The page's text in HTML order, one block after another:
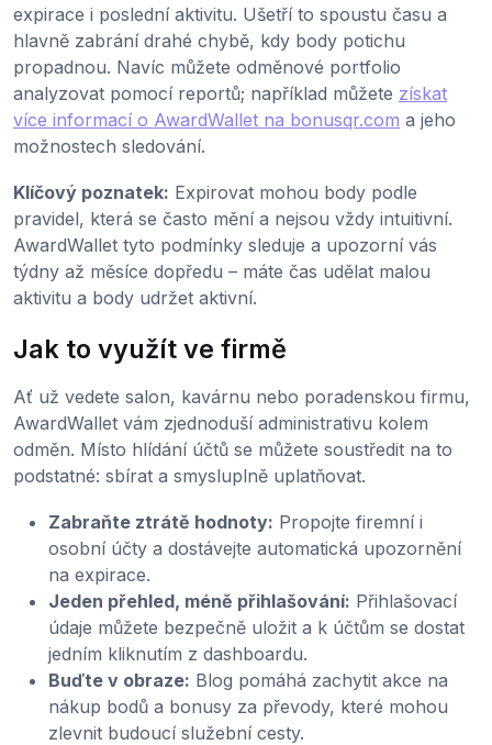
expirace i poslední aktivitu. Ušetří to spoustu času a
hlavně zabrání drahé chybě, kdy body potichu
propadnou. Navíc můžete odměnové portfolio
analyzovat pomocí reportů; například můžete získat
více informací o AwardWallet na bonusqr.com a jeho
možnostech sledování.
Klíčový poznatek: Expirovat mohou body podle
pravidel, která se často mění a nejsou vždy intuitivní.
AwardWallet tyto podmínky sleduje a upozorní vás
týdny až měsíce dopředu – máte čas udělat malou
aktivitu a body udržet aktivní.
Jak to využít ve firmě
Ať už vedete salon, kavárnu nebo poradenskou firmu,
AwardWallet vám zjednoduší administrativu kolem
odměn. Místo hlídání účtů se můžete soustředit na to
podstatné: sbírat a smysluplně uplatňovat.
Zabraňte ztrátě hodnoty: Propojte firemní i
osobní účty a dostávejte automatická upozornění
na expirace.
Jeden přehled, méně přihlašování: Přihlašovací
údaje můžete bezpečně uložit a k účtům se dostat
jedním kliknutím z dashboardu.
Buďte v obraze: Blog pomáhá zachytit akce na
nákup bodů a bonusy za převody, které mohou
zlevnit budoucí služební cesty.